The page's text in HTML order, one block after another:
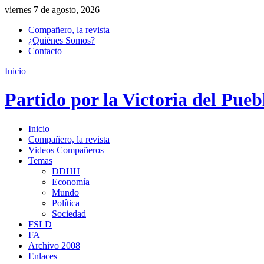
viernes 7 de agosto, 2026
Compañero, la revista
¿Quiénes Somos?
Contacto
Inicio
Partido por la Victoria del
Inicio
Compañero, la revista
Videos Compañeros
Temas
DDHH
Economía
Mundo
Política
Sociedad
FSLD
FA
Archivo 2008
Enlaces